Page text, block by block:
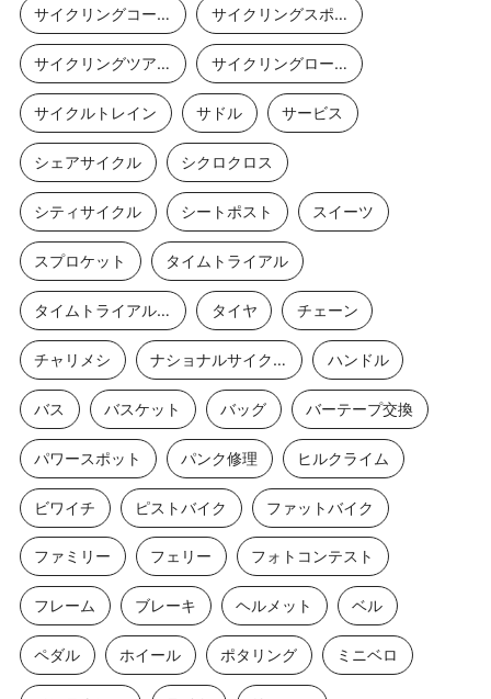
サイクリングコース サイクリングスポット
サイクリングツアー サイクリングロード
サイクルトレイン サドル サービス
シェアサイクル シクロクロス
シティサイクル シートポスト スイーツ
スプロケット タイムトライアル
タイムトライアルバイク タイヤ チェーン
チャリメシ ナショナルサイクルルート ハンドル
バス バスケット バッグ バーテープ交換
パワースポット パンク修理 ヒルクライム
ビワイチ ピストバイク ファットバイク
ファミリー フェリー フォトコンテスト
フレーム ブレーキ ヘルメット ベル
ペダル ホイール ポタリング ミニベロ